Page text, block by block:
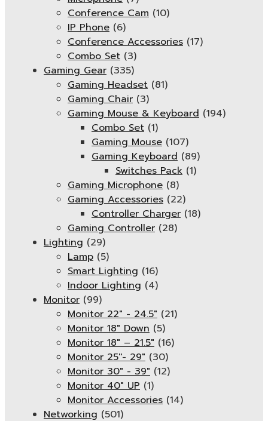
Conference Cam (10)
IP Phone (6)
Conference Accessories (17)
Combo Set (3)
Gaming Gear (335)
Gaming Headset (81)
Gaming Chair (3)
Gaming Mouse & Keyboard (194)
Combo Set (1)
Gaming Mouse (107)
Gaming Keyboard (89)
Switches Pack (1)
Gaming Microphone (8)
Gaming Accessories (22)
Controller Charger (18)
Gaming Controller (28)
Lighting (29)
Lamp (5)
Smart Lighting (16)
Indoor Lighting (4)
Monitor (99)
Monitor 22" - 24.5" (21)
Monitor 18" Down (5)
Monitor 18″ – 21.5″ (16)
Monitor 25''- 29" (30)
Monitor 30" - 39" (12)
Monitor 40" UP (1)
Monitor Accessories (14)
Networking (501)